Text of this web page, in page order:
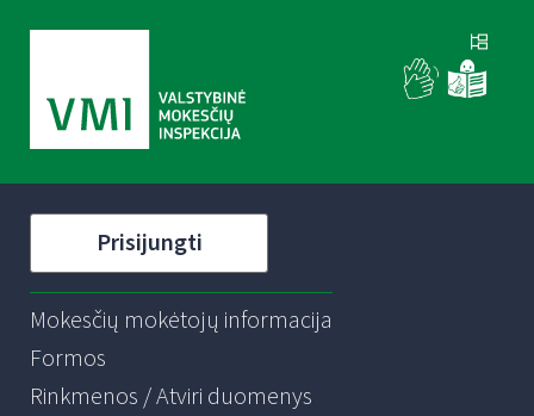
Prisijungti
Mokesčių mokėtojų informacija
Formos
Rinkmenos / Atviri duomenys